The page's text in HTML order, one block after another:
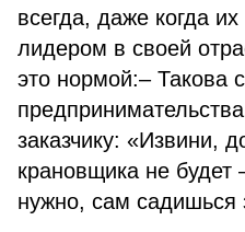
всегда, даже когда
лидером в своей
это нормой:– Такова
заказчику: «Извини,
крановщика не будет
нужно, сам садишься